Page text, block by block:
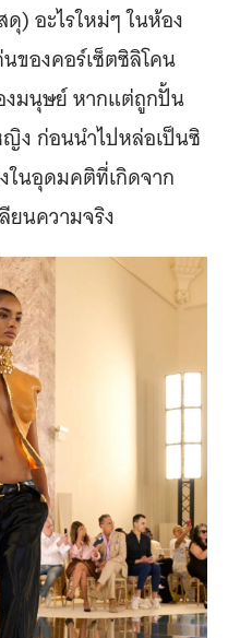
) อะไรใหม่ๆ ในห้อง
ของคอร์เซ็ตซิลิโคน
งมนุษย์ หากแต่ถูกปั้น
ง ก่อนนำไปหล่อเป็นซิ
ในอุดมคติที่เกิดจาก
ยนความจริง